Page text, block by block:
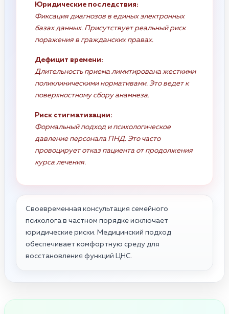
Юридические последствия:
Фиксация диагнозов в единых электронных
базах данных. Присутствует реальный риск
поражения в гражданских правах.
Дефицит времени:
Длительность приема лимитирована жесткими
поликлиническими нормативами. Это ведет к
поверхностному сбору анамнеза.
Риск стигматизации:
Формальный подход и психологическое
давление персонала ПНД. Это часто
провоцирует отказ пациента от продолжения
курса лечения.
Своевременная консультация семейного
психолога в частном порядке исключает
юридические риски. Медицинский подход
обеспечивает комфортную среду для
восстановления функций ЦНС.